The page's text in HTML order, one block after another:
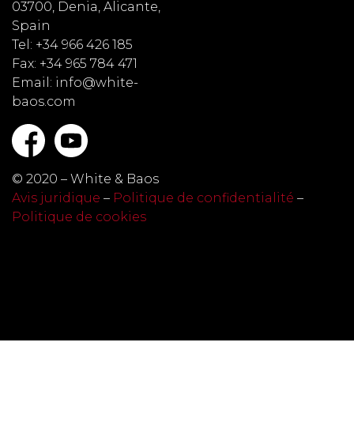
03700, Denia, Alicante,
Spain
Tel: +34 966 426 185
Fax: +34 965 784 471
Email: info@white-
baos.com
© 2020 – White & Baos
Avis juridique – Politique de confidentialité –
Politique de cookies